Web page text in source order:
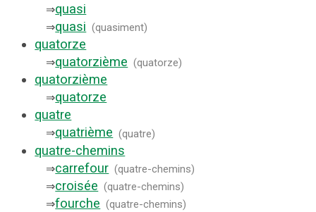
⇒quasi
⇒quasi (quasiment)
quatorze
⇒quatorzième (quatorze)
quatorzième
⇒quatorze
quatre
⇒quatrième (quatre)
quatre-chemins
⇒carrefour (quatre-chemins)
⇒croisée (quatre-chemins)
⇒fourche (quatre-chemins)